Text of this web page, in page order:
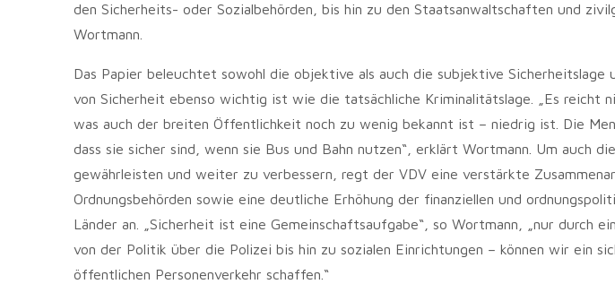
den Sicherheits- oder Sozialbehörden, bis hin zu den Staatsanwaltschaften und
Wortmann.
Das Papier beleuchtet sowohl die objektive als auch die subjektive Sicherheitslage
von Sicherheit ebenso wichtig ist wie die tatsächliche Kriminalitätslage. „Es reicht
was auch der breiten Öffentlichkeit noch zu wenig bekannt ist – niedrig ist. Die
dass sie sicher sind, wenn sie Bus und Bahn nutzen“, erklärt Wortmann. Um auch
gewährleisten und weiter zu verbessern, regt der VDV eine verstärkte
Ordnungsbehörden sowie eine deutliche Erhöhung der finanziellen und
Länder an. „Sicherheit ist eine Gemeinschaftsaufgabe“, so Wortmann, „nur durch
von der Politik über die Polizei bis hin zu sozialen Einrichtungen – können wir ein
öffentlichen Personenverkehr schaffen.“